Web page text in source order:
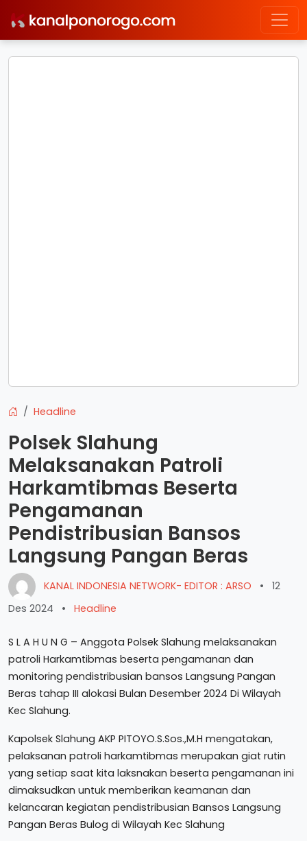
Headline
Polsek Slahung
Melaksanakan Patroli
Harkamtibmas Beserta
Pengamanan
Pendistribusian Bansos
Langsung Pangan Beras
KANAL INDONESIA NETWORK- EDITOR : ARSO •
12
Des 2024
• Headline
S L A H U N G – Anggota Polsek Slahung melaksanakan
patroli Harkamtibmas beserta pengamanan dan
monitoring pendistribusian bansos Langsung Pangan
Beras tahap III alokasi Bulan Desember 2024 Di Wilayah
Kec Slahung.
Kapolsek Slahung AKP PITOYO.S.Sos.,M.H mengatakan,
pelaksanan patroli harkamtibmas merupakan giat rutin
yang setiap saat kita laksnakan beserta pengamanan ini
dimaksudkan untuk memberikan keamanan dan
kelancaran kegiatan pendistribusian Bansos Langsung
Pangan Beras Bulog di Wilayah Kec Slahung